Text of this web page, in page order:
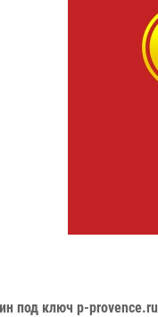
под ключ p-provence.ru